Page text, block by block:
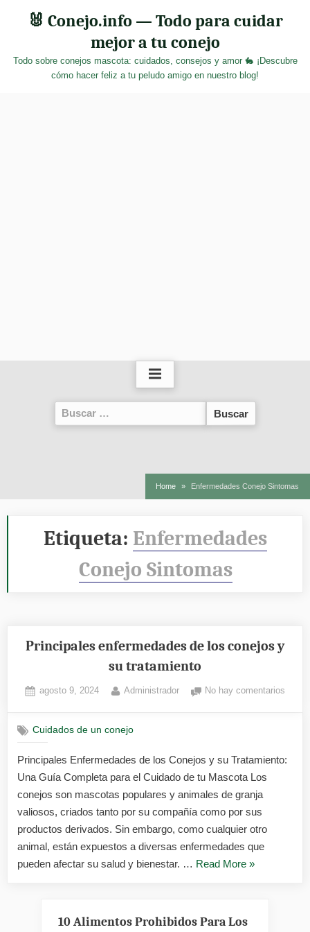
🐰 Conejo.info — Todo para cuidar
mejor a tu conejo
Todo sobre conejos mascota: cuidados, consejos y amor 🐇 ¡Descubre
cómo hacer feliz a tu peludo amigo en nuestro blog!
Buscar:
Home Enfermedades Conejo Sintomas
Etiqueta: Enfermedades
Conejo Sintomas
Principales enfermedades de los conejos y
su tratamiento
Posted
agosto 9, 2024 By
Administrador No hay comentarios
Cuidados de un conejo
Principales Enfermedades de los Conejos y su Tratamiento:
Una Guía Completa para el Cuidado de tu Mascota Los
conejos son mascotas populares y animales de granja
valiosos, criados tanto por su compañía como por sus
productos derivados. Sin embargo, como cualquier otro
animal, están expuestos a diversas enfermedades que
pueden afectar su salud y bienestar. … Read More«Principales
»
10 Alimentos Prohibidos Para Los